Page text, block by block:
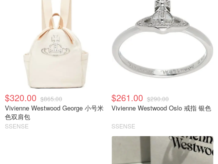
$320.00 $865.00
Vivienne Westwood George 小号米
色双肩包
SSENSE
$261.00 $290.00
Vivienne Westwood Oslo 戒指 银色
SSENSE